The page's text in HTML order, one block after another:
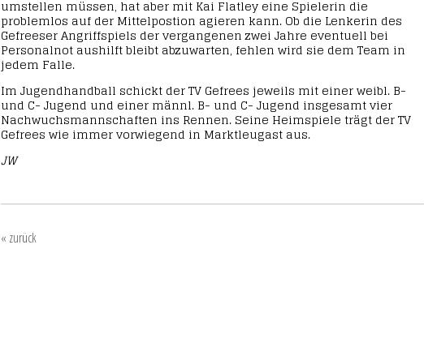
umstellen müssen, hat aber mit Kai Flatley eine Spielerin die
problemlos auf der Mittelpostion agieren kann. Ob die Lenkerin des
Gefreeser Angriffspiels der vergangenen zwei Jahre eventuell bei
Personalnot aushilft bleibt abzuwarten, fehlen wird sie dem Team in
jedem Falle.
Im Jugendhandball schickt der TV Gefrees jeweils mit einer weibl. B-
und C- Jugend und einer männl. B- und C- Jugend insgesamt vier
Nachwuchsmannschaften ins Rennen. Seine Heimspiele trägt der TV
Gefrees wie immer vorwiegend in Marktleugast aus.
JW
« zurück